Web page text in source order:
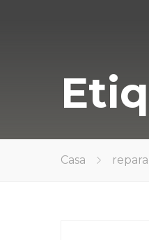
Casa